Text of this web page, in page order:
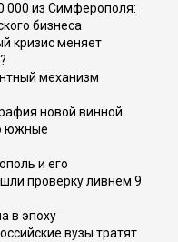
000 из Симферополя:
бизнеса
кризис меняет
механизм
новой винной
южные
и его
проверку ливнем 9
в эпоху
вузы тратят